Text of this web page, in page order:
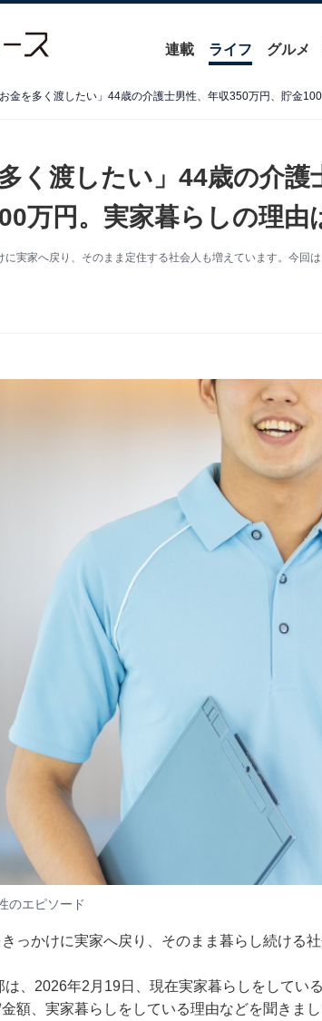
連載 ライフ グルメ
お金を多く渡したい」44歳の介護士男性、年収350万円、貯金
く渡したい」44歳の介護
万円。実家暮らしの理由
実家へ戻り、そのまま定住する社会人も増えています。今回
のエピソード
っかけに実家へ戻り、そのまま暮らし続ける社
、2026年2月19日、現在実家暮らしをしてい
額、実家暮らしをしている理由などを聞きまし